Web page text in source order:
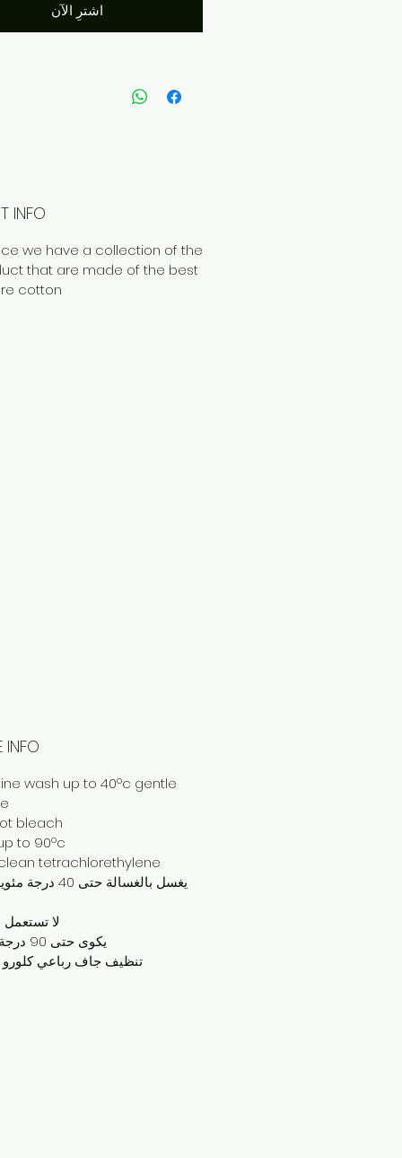
اشترِ الآن
INFO
we have a collection of the
that are made of the best
cotton
INFO
wash up to 40ºc gentle
.
bleach .
to 90ºc .
tetrachlorethylene .
يغسل بالغسالة حتى 40
لا
يكوى حتى 90 درجة مئوية.
تنظيف جاف رباعي كلورو